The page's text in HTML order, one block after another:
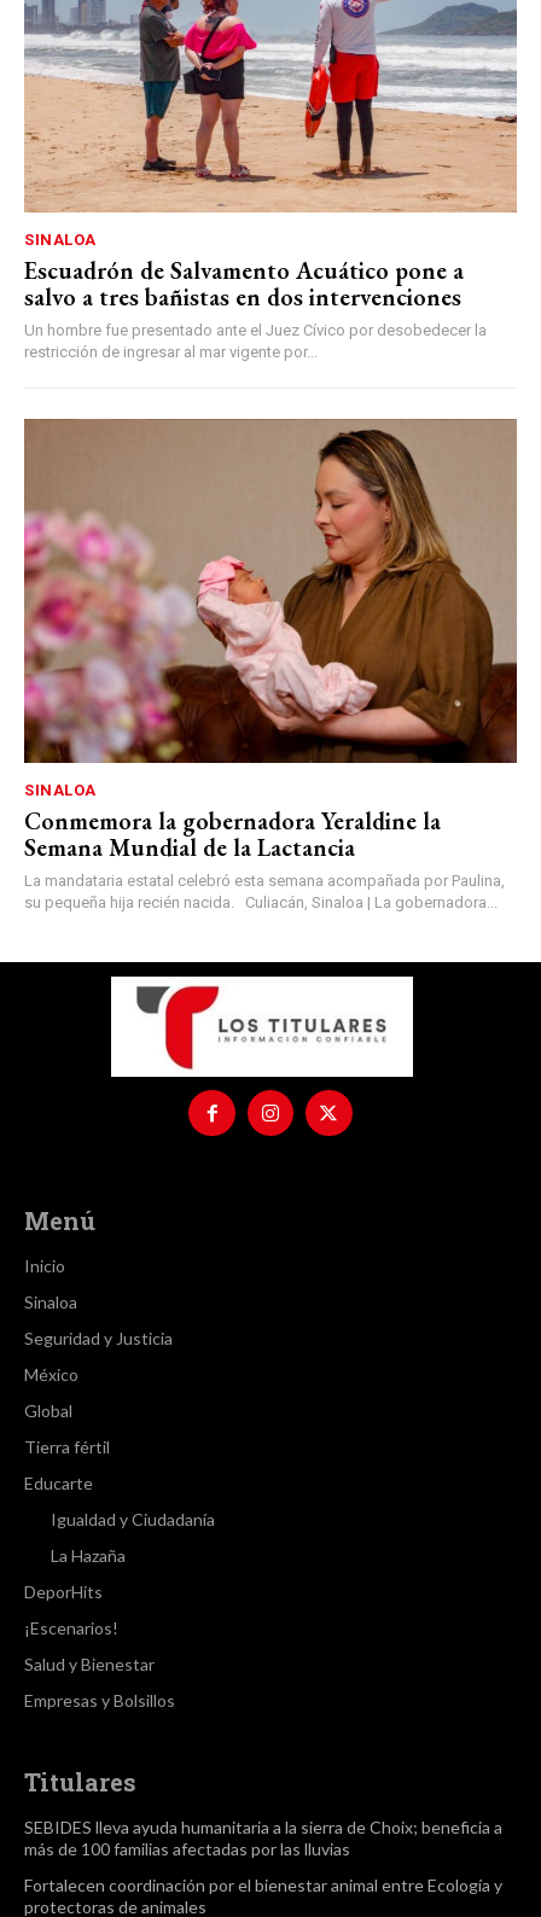
SINALOA
Escuadrón de Salvamento Acuático pone a
salvo a tres bañistas en dos intervenciones
Un hombre fue presentado ante el Juez Cívico por desobedecer la
restricción de ingresar al mar vigente por...
SINALOA
Conmemora la gobernadora Yeraldine la
Semana Mundial de la Lactancia
La mandataria estatal celebró esta semana acompañada por Paulina,
su pequeña hija recién nacida. Culiacán, Sinaloa | La gobernadora...
Menú
Inicio
Sinaloa
Seguridad y Justicia
México
Global
Tierra fértil
Educarte
Igualdad y Ciudadanía
La Hazaña
DeporHits
¡Escenarios!
Salud y Bienestar
Empresas y Bolsillos
Titulares
SEBIDES lleva ayuda humanitaria a la sierra de Choix; beneficia a
más de 100 familias afectadas por las lluvias
Fortalecen coordinación por el bienestar animal entre Ecología y
protectoras de animales